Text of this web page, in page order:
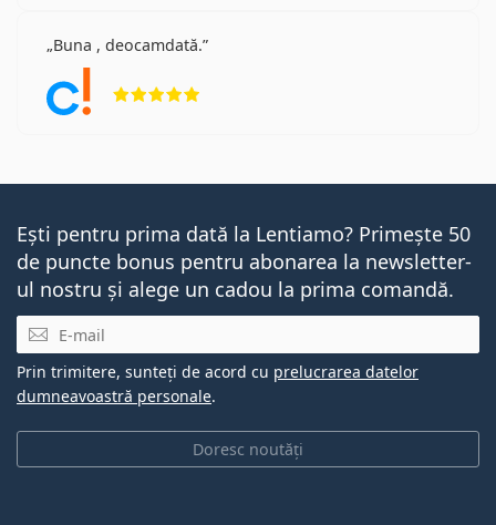
Buna , deocamdată.
Ești pentru prima dată la Lentiamo? Primește 50
de puncte bonus pentru abonarea la newsletter-
ul nostru și alege un cadou la prima comandă.
E-mail
Doresc noutăți
Prin trimitere, sunteți de acord cu prelucrarea datelor
dumneavoastră personale.